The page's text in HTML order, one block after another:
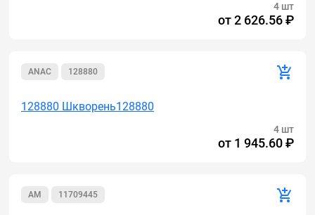
4 шт
от2 626.56 ₽
ANAC 128880
128880 Шкворень128880
4 шт
от 1 945.60 ₽
AM 11709445